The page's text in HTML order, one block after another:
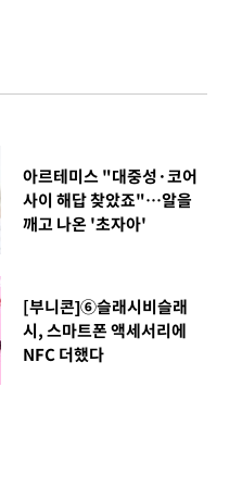
아르테미스 "대중성·코어
사이 해답 찾았죠"…알을
깨고 나온 '초자아'
[부니콘]⑥슬래시비슬래
시, 스마트폰 액세서리에
NFC 더했다